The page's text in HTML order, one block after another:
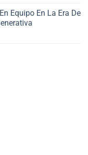
Equipo En La Era De